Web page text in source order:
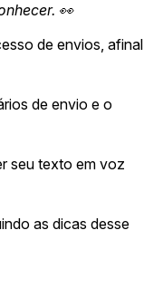
👀
de envios, afinal
de envio e o
seu texto em voz
as dicas desse